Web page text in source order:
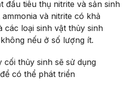
đầu tiêu thụ nitrite và sản sinh
và nitrite có khả
các loại sinh vật thủy sinh
nếu ở số lượng ít.
cối thủy sinh sẽ sử dụng
có thể phát triển